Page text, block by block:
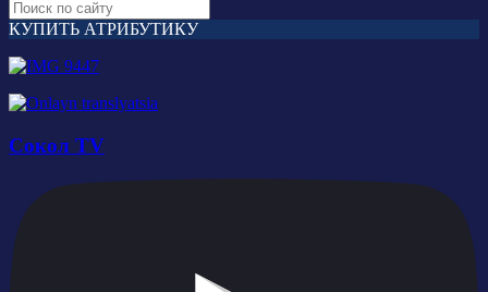
КУПИТЬ АТРИБУТИКУ
Сокол TV